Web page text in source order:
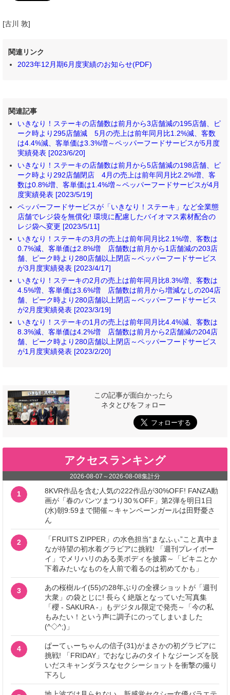
[古川 敦]
関連リンク
2023年12月期6月度実績のお知らせ(PDF)
関連記事
いきなり！ステーキの店舗数は前月から3店舗減の195店舗、ピ
ーク時より295店舗減 5月の売上は前年同月比1.2%減、客数
は4.4%減、客単価は3.3%増～ペッパーフードサービスが5月度
実績発表 [2023/6/20]
いきなり！ステーキの店舗数は前月から5店舗減の198店舗、ピ
ーク時より292店舗閉店 4月の売上は前年同月比2.2%増、客
数は0.8%増、客単価は1.4%増～ペッパーフードサービスが4月
度実績発表 [2023/5/19]
ペッパーフードサービスが「いきなり！ステーキ」など全業態
店舗でレジ袋を無償化! 環境に配慮したバイオマス素材配合の
レジ袋へ変更 [2023/5/11]
いきなり！ステーキの3月の売上は前年同月比2.1%増、客数は
0.7%減、客単価は2.8%増 店舗数は前月から1店舗減の203店
舗、ピーク時より280店舗以上閉店～ペッパーフードサービス
が3月度実績発表 [2023/4/17]
いきなり！ステーキの2月の売上は前年同月比8.3%増、客数は
4.5%増、客単価は3.6%増 店舗数は前月から増減なしの204店
舗、ピーク時より280店舗以上閉店～ペッパーフードサービス
が2月度実績発表 [2023/3/19]
いきなり！ステーキの1月の売上は前年同月比4.4%減、客数は
8.3%減、客単価は4.2%増 店舗数は前月から2店舗減の204店
舗、ピーク時より280店舗以上閉店～ペッパーフードサービス
が1月度実績発表 [2023/2/20]
この記事が面白かったら
ネタとぴをフォロー
アクセスランキング
2026-08-07 ～2026-08-08集計分
1
8KVR作品を含む人気の222作品が30%OFF! FANZA動
画が「春のパンツまつり30％OFF」第2弾を明日1日
(水)朝9:59まで開催～キャンペーンガールは田野憂さ
ん
2
「FRUITS ZIPPER」の水色担当“まなふぃ”こと真中ま
なが待望の初水着グラビアに挑戦! 「週刊プレイボー
イ」でメリハリのある美ボディを披露～「ビキニとか
下着みたいなものを人前で着るのは初めてかも」
3
あの桜樹ルイ(55)の28年ぶりの全裸ショットが「週刊
大衆」の袋とじに! 長らく絶版となっていた写真集
「櫻 - SAKURA -」もデジタル限定で発売～「今の私
もみたい！という声に調子にのってしまいました
(^◇^;)」
4
ぱーてぃーちゃんの信子(31)がまさかの初グラビアに
挑戦! 「FRIDAY」でおなじみのタイトなジーンズを脱
いだスキャンダラスなセクシーショットを衝撃の撮り
下ろし